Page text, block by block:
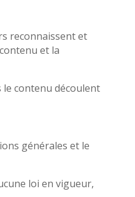
reconnaissent et
et la
le contenu découlent
générales et le
loi en vigueur,